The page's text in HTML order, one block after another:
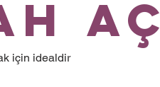
için idealdir